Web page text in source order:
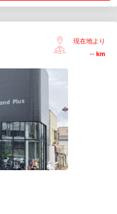
現在地より
-- km